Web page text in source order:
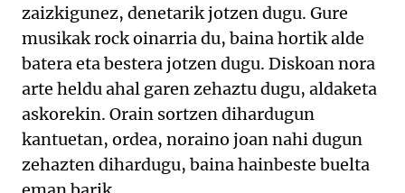
zaizkigunez, denetarik jotzen dugu. Gure
musikak rock oinarria du, baina hortik alde
batera eta bestera jotzen dugu. Diskoan nora
arte heldu ahal garen zehaztu dugu, aldaketa
askorekin. Orain sortzen dihardugun
kantuetan, ordea, noraino joan nahi dugun
zehazten dihardugu, baina hainbeste buelta